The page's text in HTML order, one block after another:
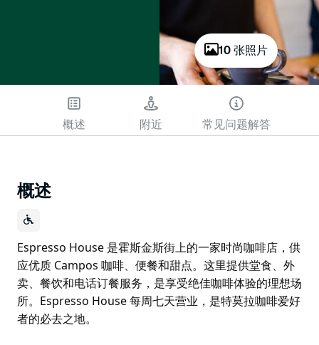
10 张照片
概述 附近 常见问题解答
概述
Espresso House 是霍斯金斯街上的一家时尚咖啡店，供
应优质 Campos 咖啡、便餐和甜点。这里提供堂食、外
卖、餐饮和电话订餐服务，是享受绝佳咖啡体验的理想场
所。Espresso House 每周七天营业，是特莫拉咖啡爱好
者的必去之地。